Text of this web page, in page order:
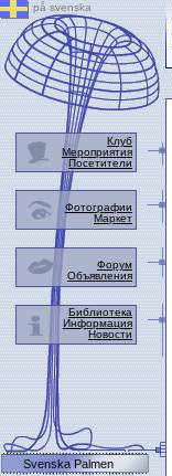
på svenska
Клуб
Мероприятия
Посетители
Фотографии
Маркет
Форум
Объявления
Библиотека
Информация
Новости
Svenska Palmen